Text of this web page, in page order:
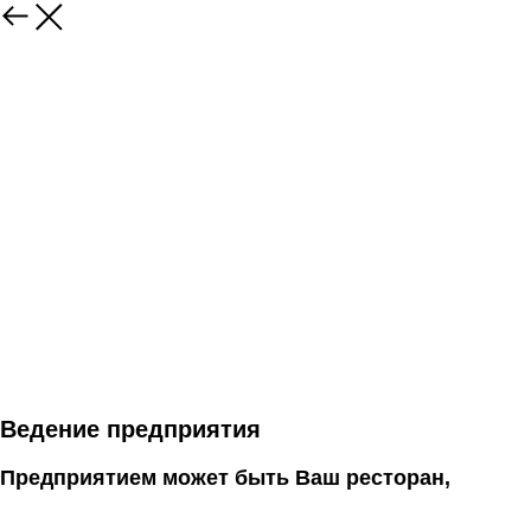
Ведение предприятия
Предприятием может быть Ваш ресторан,